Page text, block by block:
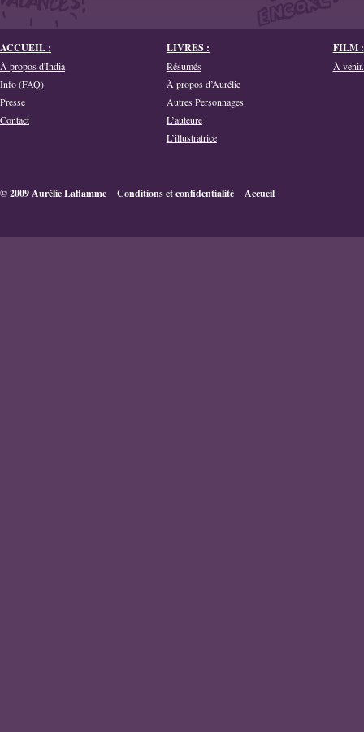
ACCUEIL :
À propos d'India
Info (FAQ)
Presse
Contact
LIVRES :
Résumés
À propos d’Aurélie
Autres Personnages
L’auteure
L’illustratrice
FILM :
À
© 2009 Aurélie Laflamme Conditions et confidentialité Accueil